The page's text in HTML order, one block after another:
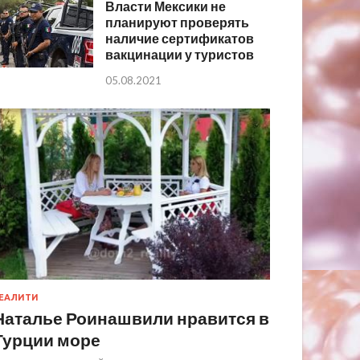
Власти Мексики не
планируют проверять
наличие сертификатов
вакцинации у туристов
05.08.2021
Роинашвили нравится в
море